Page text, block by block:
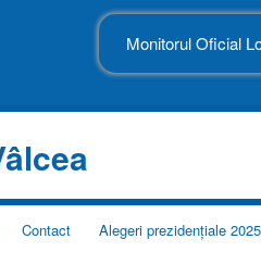
Monitorul Oficial
Contact
Alegeri prezidențiale 2025